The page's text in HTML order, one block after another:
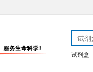
试剂盒